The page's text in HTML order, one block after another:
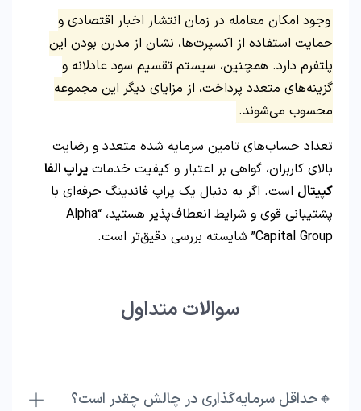
وجود امکان معامله در زمان انتشار اخبار اقتصادی و
حمایت استفاده از اکسپرت‌ها، نشان از مدرن بودن این
پلتفرم دارد. همچنین، سیستم تقسیم سود عادلانه و
گزینه‌های متعدد پرداخت، از مزایای دیگر این مجموعه
محسوب می‌شوند.
تعداد حساب‌های تامین سرمایه شده متعدد و رضایت
بالای کاربران، گواهی بر اعتبار و کیفیت خدمات پراپ الفا
کپیتال است. اگر به دنبال یک پراپ فاندینگ حرفه‌ای با
پشتیبانی قوی و شرایط انعطاف‌پذیر هستید، “Alpha
Capital Group” شایسته بررسی دقیق‌تر است.
سوالات متداول
🔸حداقل سرمایه‌گذاری در چالش چقدر است؟